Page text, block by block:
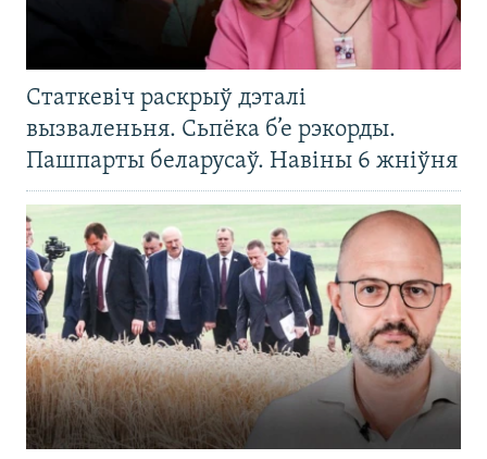
Статкевіч раскрыў дэталі
вызваленьня. Сьпёка б’е рэкорды.
Пашпарты беларусаў. Навіны 6 жніўня